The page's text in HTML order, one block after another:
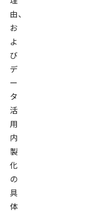
由、
お
よ
び
デ
ー
タ
活
用
内
製
化
の
具
体